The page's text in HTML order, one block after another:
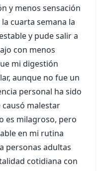
y menos sensación
cuarta semana la
y pude salir a
con menos
mi digestión
aunque no fue un
personal ha sido
causó malestar
es milagroso, pero
en mi rutina
personas adultas
cotidiana con